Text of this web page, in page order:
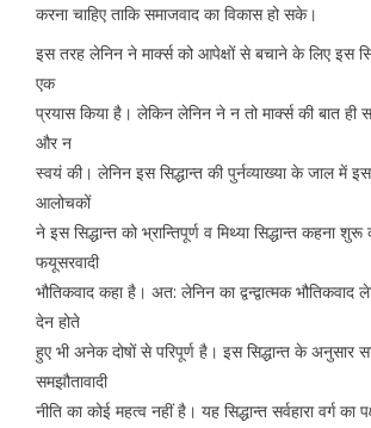
करना चाहिए ताकि समाजवाद का विकास हो सके।
इस तरह लेनिन ने मार्क्स को आपेक्षों से बचाने के लिए इस
एक
प्रयास किया है। लेकिन लेनिन ने न तो मार्क्स की बात
और न
स्वयं की। लेनिन इस सिद्धान्त की पुर्नव्याख्या के जाल में
आलोचकों
ने इस सिद्धान्त को भ्रान्तिपूर्ण व मिथ्या सिद्धान्त कहना
फयूसरवादी
भौतिकवाद कहा है। अत: लेनिन का द्वन्द्वात्मक भौतिकवाद
देन होते
हुए भी अनेक दोषों से परिपूर्ण है। इस सिद्धान्त के अनुसार
समझौतावादी
नीति का कोई महत्व नहीं है। यह सिद्धान्त सर्वहारा वर्ग